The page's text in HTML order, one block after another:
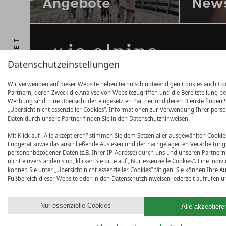
Datenschutzeinstellungen
Wir verwenden auf dieser Website neben technisch notwendigen Cookies auch
Partnern, deren Zweck die Analyse von Websitezugriffen und die Bereitstellung
Werbung sind. Eine Übersicht der eingesetzten Partner und deren Dienste finden
„Übersicht nicht essenzieller Cookies“. Informationen zur Verwendung Ihrer
Daten durch unsere Partner finden Sie in den Datenschutzhinweisen.
Mit Klick auf „Alle akzeptieren“ stimmen Sie dem Setzen aller ausgewählten
Endgerät sowie das anschließende Auslesen und der nachgelagerten Verarbeitung
personenbezogener Daten (z.B. Ihrer IP-Adresse) durch uns und unseren
nicht einverstanden sind, klicken Sie bitte auf „Nur essenzielle Cookies“. Eine
können Sie unter „Übersicht nicht essenzieller Cookies“ tätigen. Sie können Ihre
Fußbereich dieser Website oder in den Datenschutzhinweisen jederzeit aufrufen
Alle
Nur essenzielle Cookies
IMPRESSIONEN
LAST MINUTE
NACHHALTIGKEIT MIA ALPINAZILLERTAL FAMILY
RETREAT
FAMILIE KOBLIHA
PANKRAZBERGSTRASSE 32
AT-6263 FÜGEN | ÖSTERREICH